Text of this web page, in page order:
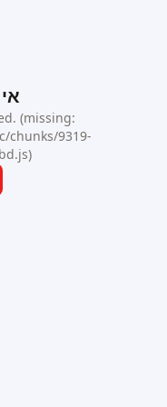
אירעה
failed. (missing:
static/chunks/9319-